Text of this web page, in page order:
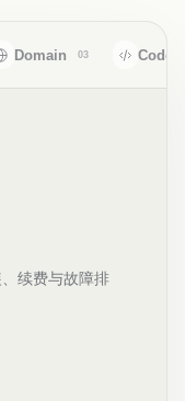
Domain 03
续费与故障排